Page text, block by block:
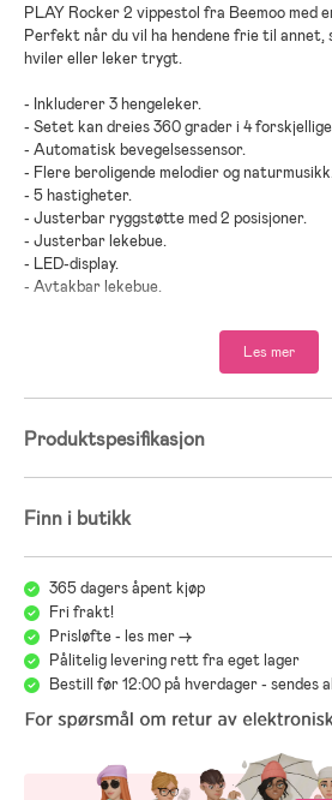
PLAY Rocker 2 vippestol fra Beemoo med
Perfekt når du vil ha hendene frie til
hviler eller leker trygt.
- Inkluderer 3 hengeleker.
- Setet kan dreies 360 grader i 4
- Automatisk bevegelsessensor.
- Flere beroligende melodier og
- 5 hastigheter.
- Justerbar ryggstøtte med 2 posisjoner.
- Justerbar lekebue.
- LED-display.
- Avtakbar lekebue.
- Fjernkontroll medfølger for å justere
- Maksimal vekt: 9 kg.
- Merk: Fjern strømkabelen fra
kg.
- Anbefalt alder: fra nyfødt.
- Batterier er ikke inkludert.
Les mer
Produktspesifikasjon
Finn i butikk
365 dagers åpent kjøp
Fri frakt!
Prisløfte - les mer ->
Pålitelig levering rett fra eget lager
Bestill før 12:00 på hverdager - sendes